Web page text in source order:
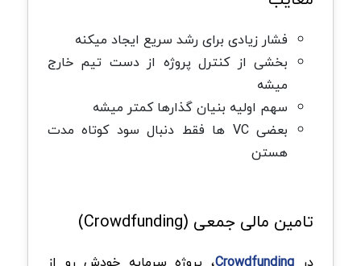
فشار زیادی برای رشد سریع ایجاد میکنه
بخشی از کنترل پروژه از دست تیم خارج
میشه
سهم اولیه بنیان گذارها کمتر میشه
بعضی VC ها فقط دنبال سود کوتاه مدت
هستن
تامین مالی جمعی (Crowdfunding)